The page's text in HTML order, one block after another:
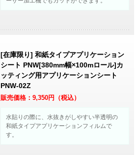
[在庫限り] 和紙タイプアプリケーション
シート PNW[380mm幅×100mロール]カ
ッティング用アプリケーションシート
PNW-02Z
販売価格：9,350円（税込）
水貼りの際に、水抜きがしやすい半透明の
和紙タイプアプリケーションフィルムで
す。